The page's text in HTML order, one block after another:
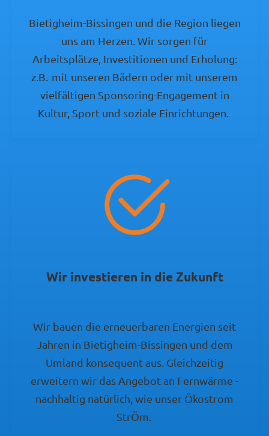
Bietigheim-Bissingen und die Region liegen
uns am Herzen. Wir sorgen für
Arbeitsplätze, Investitionen und Erholung:
z.B. mit unseren Bädern oder mit unserem
vielfältigen Sponsoring-Engagement in
Kultur, Sport und soziale Einrichtungen.
Wir investieren in die Zukunft
Wir bauen die erneuerbaren Energien seit
Jahren in Bietigheim-Bissingen und dem
Umland konsequent aus. Gleichzeitig
erweitern wir das Angebot an Fernwärme -
nachhaltig natürlich, wie unser Ökostrom
StrÖm.